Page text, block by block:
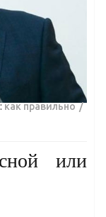
как правильно
или